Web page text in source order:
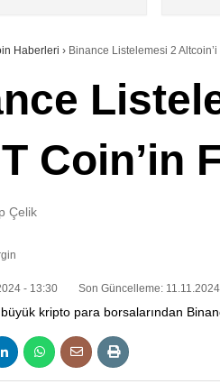
Haberleri › Binance Listelemesi 2
Coin’in
Çelik
- 13:30 Son Güncelleme: